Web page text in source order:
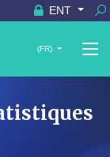
ENT
(FR)